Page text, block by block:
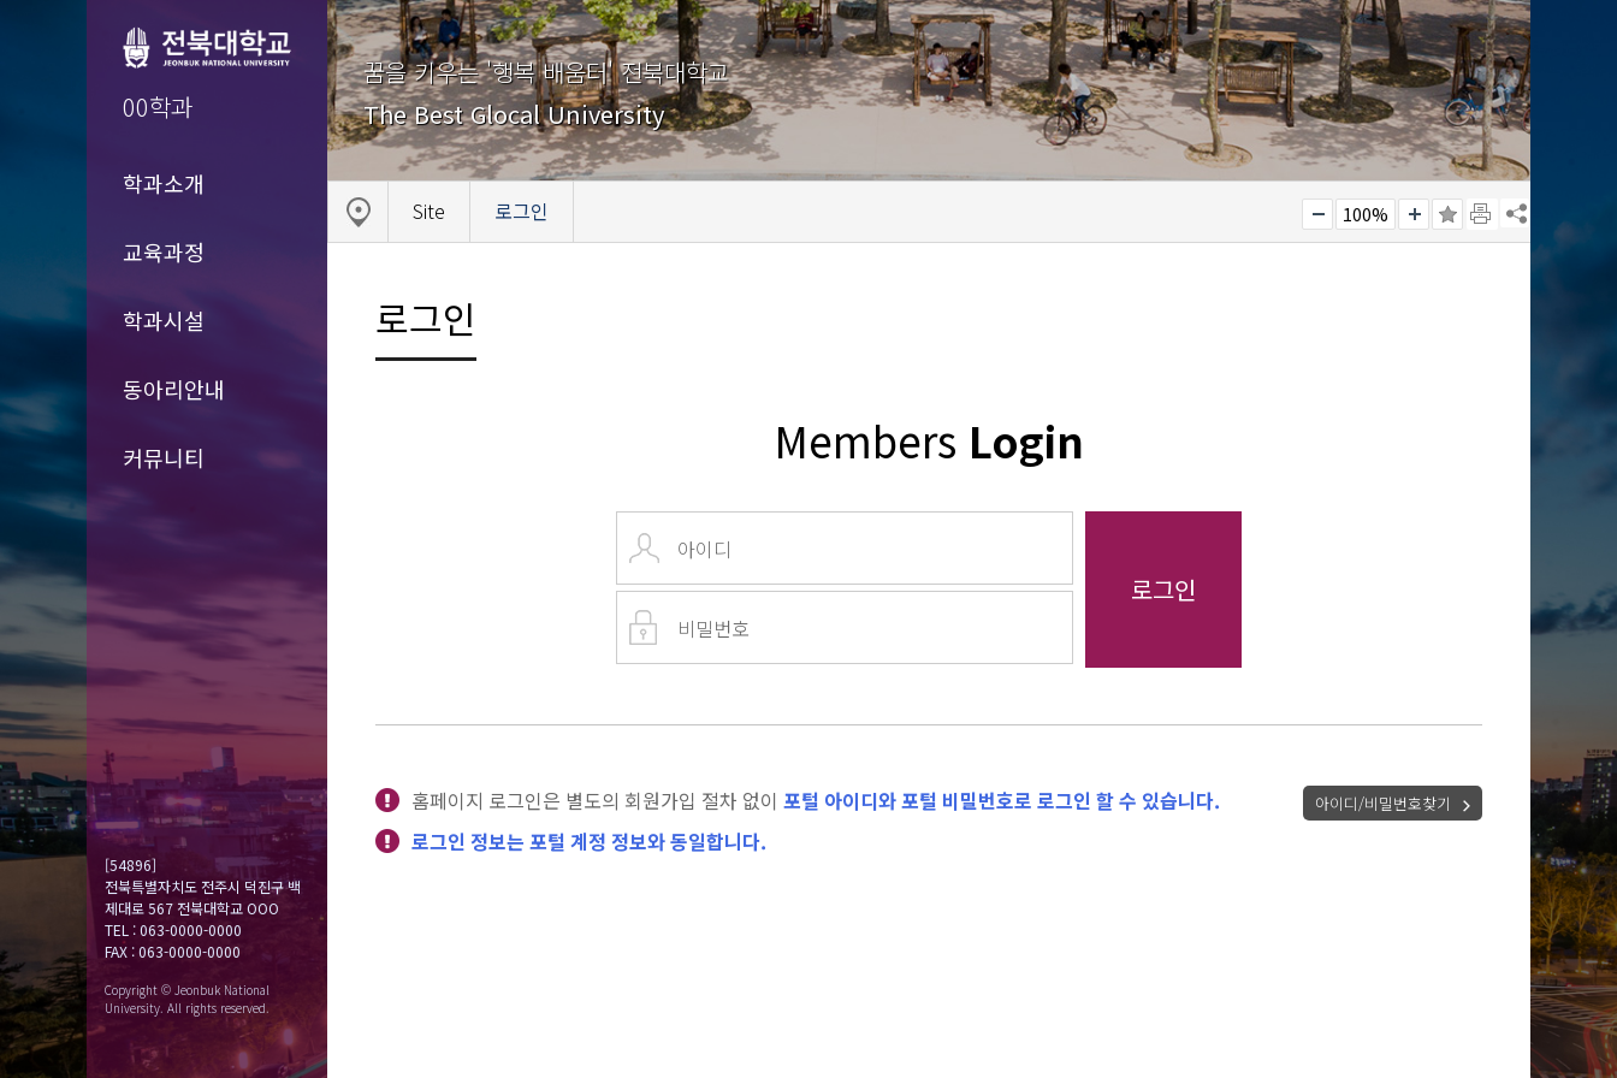
00학과
학과소개
교육과정
학과시설
동아리안내
커뮤니티
꿈을 키우는 '행복 배움터' 전북대학교
The Best Glocal University
Site 로그인 100%
로그인
Members Login
홈페이지 로그인은 별도의 회원가입 절차 없이 포털 아이디와 포털 비밀번호로 로그인 할 수 있습니다.
로그인 정보는 포털 계정 정보와 동일합니다.
아이디/비밀번호찾기
[54896]
전북특별자치도 전주시 덕진구 백
제대로 567 전북대학교 OOO
TEL : 063-0000-0000
FAX : 063-0000-0000
Copyright © Jeonbuk National
University. All rights reserved.